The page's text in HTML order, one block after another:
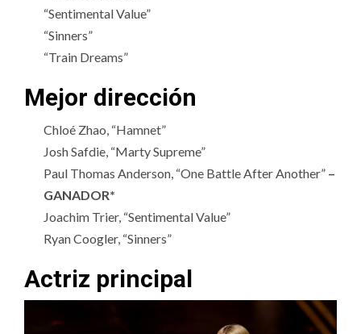
“Sentimental Value”
“Sinners”
“Train Dreams”
Mejor dirección
Chloé Zhao, “Hamnet”
Josh Safdie, “Marty Supreme”
Paul Thomas Anderson, “One Battle After Another” –
GANADOR*
Joachim Trier, “Sentimental Value”
Ryan Coogler, “Sinners”
Actriz principal